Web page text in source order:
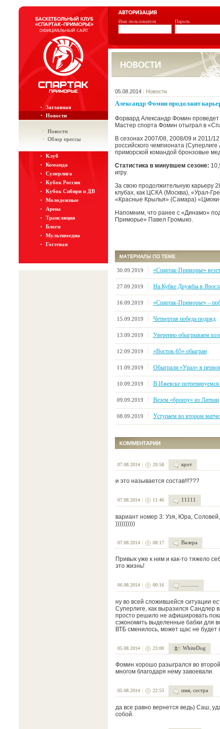
Имя пользователя Пароль
Заглавная
Новости
Новости
Обзор прессы
Клуб
Команда
Суперлига
Кубок России
Кубок Сибири и ДВ
Молодежные
Арена
Трансляция
Блоги
Мультимедиа
Гостевая
05.08.2014 | Новости
Александр Фомин продолжит
Форвард Александр Фомин
Мастер спорта Фомин отыграл в
В сезонах 2007/08, 2008/09 и 2011/
российского чемпионата
приморской командой бронзовые
Статистика в минувшем сезоне:
игру.
За свою продолжительную карьеру
клубах, как ЦСКА (Москва), «Урал-
«Красные Крылья» (Самара)
Напомним, что ранее с «Динамо»
Приморье» Павел Громыко.
30.09.2019 «Спартак-Приморье»
27.09.2019 На Кубке Дружбы в
16.09.2019 «Спартак-Приморье» –
15.09.2019 Четвертая победа подряд
13.09.2019 Уверенно обыгрываем
12.09.2019 «Восток-65» обыгран
11.09.2019 Обыграли «Урал» в
10.09.2019 В Ижевске
09.09.2019 Везем «бронзу» из Латвии
08.09.2019 Уступаем во втором
07.08.2014 20:58 крот
и это называется состав!!!???
07.08.2014 11:46 11111
вариант номер 3: Узя, Юра,
))))))))))
07.08.2014 08:17 Валера
Привык уже к ним и как-то тяжело
это жизнь!
06.08.2014 00:16 ............
ну во всей сложившейся ситуации
Суперлиге, как выразился Сандлер
просто решило не афишировать
сэкономить выделенные бабки для
ВТБ сменилось, может щас не
05.08.2014 23:00 WhiteDog
Фомин хорошо разыгрался во
многом благодаря нему завоевали.
05.08.2014 22:53 имя, сестра
да все равно вернется ведь) Саш,
собой.